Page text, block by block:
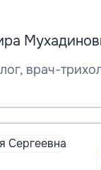
врач-